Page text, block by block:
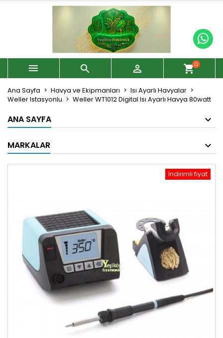
   shopping_cart0
Ana Sayfa Havya ve Ekipmanları
Isı Ayarlı Havyalar
Weller Istasyonlu
Weller WT1012 Digital Isı Ayarlı Havya 80watt
ANA SAYFA
MARKALAR
İndirimli fiyat